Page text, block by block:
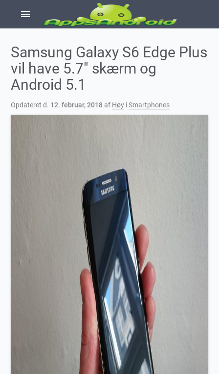
menu
Samsung Galaxy S6 Edge Plus
vil have 5.7″ skærm og
Android 5.1
Opdateret d. 12. februar, 2018 af Høy iSmartphones